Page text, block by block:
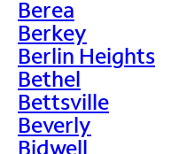
Berea
Berkey
Berlin Heights
Bethel
Bettsville
Beverly
Bidwell